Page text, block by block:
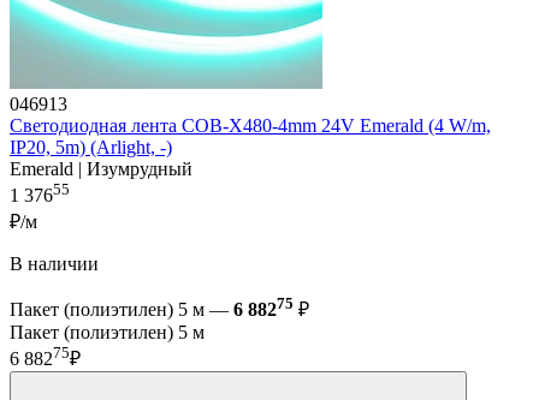
046913
Светодиодная лента COB-X480-4mm 24V Emerald (4 W/m,
IP20, 5m) (Arlight, -)
Emerald | Изумрудный
1 37655
₽/м
В наличии
Пакет (полиэтилен) 5 м — 6 88275 ₽
Пакет (полиэтилен) 5 м
6 88275₽